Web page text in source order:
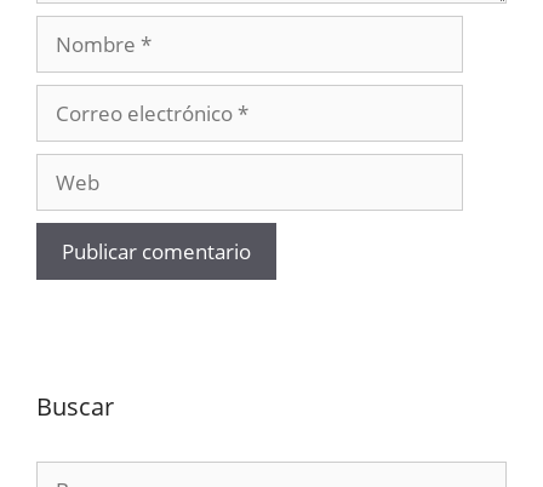
electrónico
Buscar